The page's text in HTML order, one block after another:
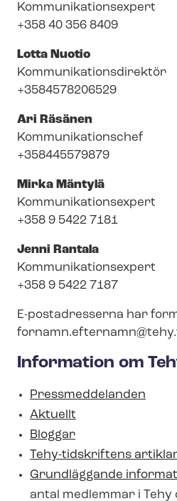
Kom­mu­ni­ka­tions­ex­pert
+358 40 356 8409
Lotta Nuotio
Kom­mu­ni­ka­tions­di­rek­tör
+3584578206529
Ari Räsänen
Kom­mu­ni­ka­tions­chef
+358445579879
Mirka Mäntylä
Kom­mu­ni­ka­tions­ex­pert
+358 9 5422 7181
Jenni Rantala
Kom­mu­ni­ka­tions­ex­pert
+358 9 5422 7187
E-postadresserna har
Information om
Pressmeddelanden
Aktuellt
Bloggar
Tehy-tidskriftens
Grundläggande
antal medlemmar i Tehy